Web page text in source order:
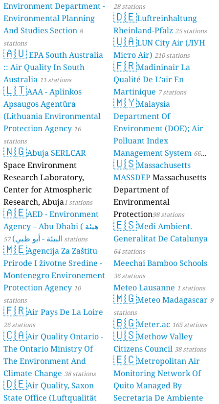
Environment Department -
Environmental Planning
And Studies Section 8
stations
🇦🇺EPA South Australia
:: Air Quality In South
Australia 11 stations
🇱🇹AAA - Aplinkos
Apsaugos Agentūra
(Lithuania Environmental
Protection Agency 16
stations
🇳🇬Abuja SERLCAR
Space Environment
Research Laboratory,
Center for Atmospheric
Research, Abuja1 stations
🇦🇪AED - Environment
Agency – Abu Dhabi ( هيئة
البيئة - أبو ظبي) 57 stations
🇲🇪Agencija Za Zaštitu
Prirode I životne Sredine -
Montenegro Environement
Protection Agency 10
stations
🇫🇷Air Pays De La Loire
26 stations
🇨🇦Air Quality Ontario -
The Ontario Ministry Of
The Environment And
Climate Change 38 stations
🇩🇪Air Quality, Saxon
State Office (Luftqualität
28 stations
🇩🇪Luftreinhaltung
Rheinland-Pfalz 25 stations
🇺🇦LUN City Air (ЛУН
Місто Air) 210 stations
🇫🇷Madininair La
Qualité De L’air En
Martinique 7 stations
🇲🇾Malaysia
Department Of
Environment (DOE); Air
Polluant Index
Management System 66
stations
🇺🇸Massachusetts
MASSDEP Massachusetts
Department of
Environmental
Protection98 stations
🇪🇸Medi Ambient.
Generalitat De Catalunya
64 stations
Meechai Bamboo Schools
36 stations
Meteo Lausanne 1 stations
🇲🇬Meteo Madagascar 9
stations
🇧🇬Meter.ac 165 stations
🇺🇸Methow Valley
Citizens Council 38 stations
🇪🇨Metropolitan Air
Monitoring Network Of
Quito Managed By
Secretaria De Ambiente